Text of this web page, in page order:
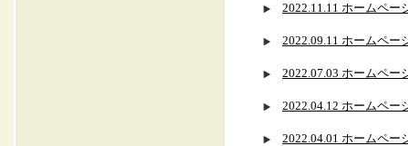
2022.11.11 ホームペー
2022.09.11 ホームペー
2022.07.03 ホームペー
2022.04.12 ホームペー
2022.04.01 ホームペー